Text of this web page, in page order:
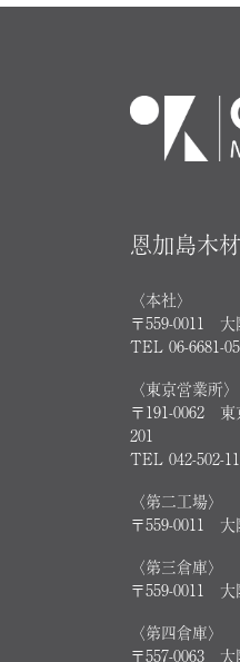
恩加島木
〈本社〉
〒559-0011 大
TEL 06-6681-
〈東京営業所〉
〒191-0062 東
201
TEL 042-502-
〈第二工場〉
〒559-0011 大
〈第三倉庫〉
〒559-0011 大
〈第四倉庫〉
〒557-0063 大